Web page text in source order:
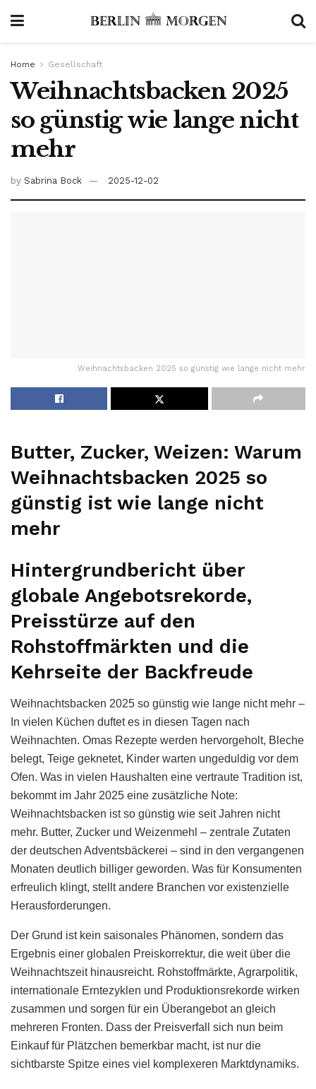
Home Gesellschaft
Weihnachtsbacken 2025
so günstig wie lange nicht
mehr
by Sabrina Bock 2025-12-02
Weihnachtsbacken 2025 so günstig wie lange nicht mehr
Butter, Zucker, Weizen: Warum
Weihnachtsbacken 2025 so
günstig ist wie lange nicht
mehr
Hintergrundbericht über
globale Angebotsrekorde,
Preisstürze auf den
Rohstoffmärkten und die
Kehrseite der Backfreude
Weihnachtsbacken 2025 so günstig wie lange nicht mehr –
In vielen Küchen duftet es in diesen Tagen nach
Weihnachten. Omas Rezepte werden hervorgeholt, Bleche
belegt, Teige geknetet, Kinder warten ungeduldig vor dem
Ofen. Was in vielen Haushalten eine vertraute Tradition ist,
bekommt im Jahr 2025 eine zusätzliche Note:
Weihnachtsbacken ist so günstig wie seit Jahren nicht
mehr. Butter, Zucker und Weizenmehl – zentrale Zutaten
der deutschen Adventsbäckerei – sind in den vergangenen
Monaten deutlich billiger geworden. Was für Konsumenten
erfreulich klingt, stellt andere Branchen vor existenzielle
Herausforderungen.
Der Grund ist kein saisonales Phänomen, sondern das
Ergebnis einer globalen Preiskorrektur, die weit über die
Weihnachtszeit hinausreicht. Rohstoffmärkte, Agrarpolitik,
internationale Erntezyklen und Produktionsrekorde wirken
zusammen und sorgen für ein Überangebot an gleich
mehreren Fronten. Dass der Preisverfall sich nun beim
Einkauf für Plätzchen bemerkbar macht, ist nur die
sichtbarste Spitze eines viel komplexeren Marktdynamiks.